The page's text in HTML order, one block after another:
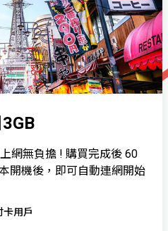
網無負擔 ! 購買完成後 60
開機後，即可自動連網開始
卡用戶